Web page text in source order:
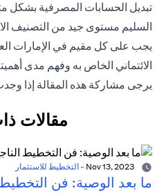
تبديل الحسابات المصرفية بشكل
السليم مستوى جيد من التصنيف
يجب على كل مقيم في الإمارات
الائتماني الخاص به وفهم مدى
يرجى مشاركة هذه المقالة إذا
مقالات
- التخطيط للاستثمار
ما بعد الوصية: فن التخطيط